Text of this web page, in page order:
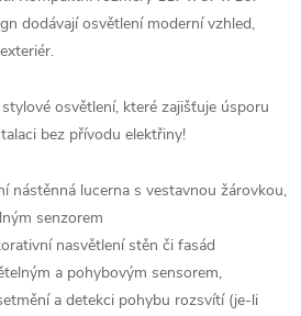
dodávají osvětlení moderní vzhled,
osvětlení, které zajišťuje úsporu
bez přívodu elektřiny!
nástěnná lucerna s vestavnou žárovkou,
senzorem
nasvětlení stěn či fasád
a pohybovým sensorem,
a detekci pohybu rozsvítí (je-li